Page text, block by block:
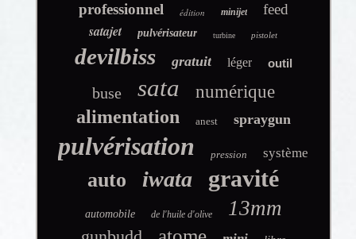
professionnel édition minijet feed
satajet pulvérisateur turbine pistolet
devilbiss gratuit léger outil
buse sata numérique
alimentation anest spraygun
pulvérisation pression système
auto iwata gravité
automobile de l'huile d'olive 13mm